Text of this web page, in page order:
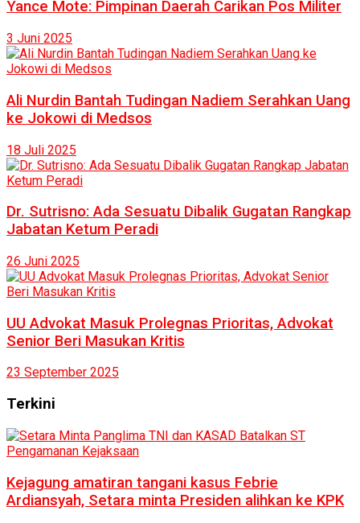
Yance Mote: Pimpinan Daerah Carikan Pos Militer
3 Juni 2025
Ali Nurdin Bantah Tudingan Nadiem Serahkan Uang
ke Jokowi di Medsos
18 Juli 2025
Dr. Sutrisno: Ada Sesuatu Dibalik Gugatan Rangkap
Jabatan Ketum Peradi
26 Juni 2025
UU Advokat Masuk Prolegnas Prioritas, Advokat
Senior Beri Masukan Kritis
23 September 2025
Terkini
Kejagung amatiran tangani kasus Febrie
Ardiansyah, Setara minta Presiden alihkan ke KPK